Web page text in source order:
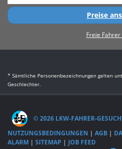
Preise
Freie
* Sämtliche Personenbezeichnungen gelten
Geschlechter.
© 2026 LKW-FAHRER-
NUTZUNGSBEDINGUNGEN | AGB |
ALARM | SITEMAP | JOB FEED